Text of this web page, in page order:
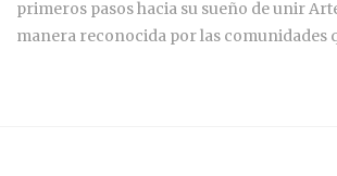
primeros pasos hacia su sueño de unir
manera reconocida por las comunidades